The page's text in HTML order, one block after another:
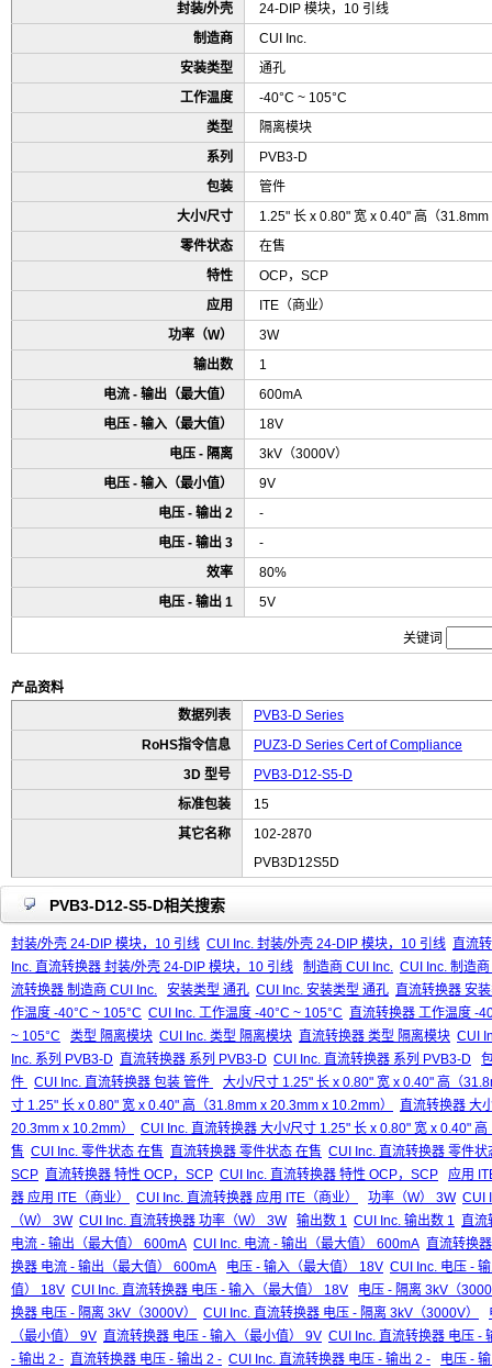
封装/外壳
24-DIP 模块，10 引线
制造商
CUI Inc.
安装类型
通孔
工作温度
-40°C ~ 105°C
类型
隔离模块
系列
PVB3-D
包装
管件
大小/尺寸
1.25" 长 x 0.80" 宽 x 0.40" 高（
零件状态
在售
特性
OCP，SCP
应用
ITE（商业）
功率（W）
3W
输出数
1
电流 - 输出（最大值）
600mA
电压 - 输入（最大值）
18V
电压 - 隔离
3kV（3000V）
电压 - 输入（最小值）
9V
电压 - 输出 2
-
电压 - 输出 3
-
效率
80%
电压 - 输出 1
5V
关键词
产品资料
数据列表
PVB3-D Series
RoHS指令信息
PUZ3-D Series Cert of Compliance
3D 型号
PVB3-D12-S5-D
标准包装
15
其它名称
102-2870
PVB3D12S5D
PVB3-D12-S5-D相关搜索
封装/外壳 24-DIP 模块，10 引线 CUI Inc. 封装/外壳 24-DIP 模块，10 引线 直流
Inc. 直流转换器 封装/外壳 24-DIP 模块，10 引线
制造商 CUI Inc. CUI Inc. 制造
流转换器 制造商 CUI Inc.
安装类型 通孔 CUI Inc. 安装类型 通孔 直流转换器 安
作温度 -40°C ~ 105°C CUI Inc. 工作温度 -40°C ~ 105°C
直流转换器 工作温度 -
~ 105°C
类型 隔离模块 CUI Inc. 类型 隔离模块 直流转换器 类型 隔离模块 CUI
Inc. 系列 PVB3-D
直流转换器 系列 PVB3-D CUI Inc. 直流转换器 系列 PVB3-D
件
CUI Inc. 直流转换器 包装 管件
大小/尺寸 1.25" 长 x 0.80" 宽 x 0.40" 高（
寸 1.25" 长 x 0.80" 宽 x 0.40" 高（31.8mm x 20.3mm x 10.2mm）
直流转换器 大
20.3mm x 10.2mm）
CUI Inc. 直流转换器 大小/尺寸 1.25" 长 x 0.80" 宽 x 0.40"
售 CUI Inc. 零件状态 在售 直流转换器 零件状态 在售 CUI Inc. 直流转换器 零件状
SCP 直流转换器 特性 OCP，SCP CUI Inc. 直流转换器 特性 OCP，SCP
应用
器 应用 ITE（商业）
CUI Inc. 直流转换器 应用 ITE（商业） 功率（W） 3W CUI
（W） 3W CUI Inc. 直流转换器 功率（W） 3W 输出数 1 CUI Inc. 输出数 1
直流
电流 - 输出（最大值） 600mA CUI Inc. 电流 - 输出（最大值） 600mA 直流转换
换器 电流 - 输出（最大值） 600mA
电压 - 输入（最大值） 18V CUI Inc. 电压 -
值） 18V CUI Inc. 直流转换器 电压 - 输入（最大值） 18V
电压 - 隔离 3kV（
换器 电压 - 隔离 3kV（3000V）
CUI Inc. 直流转换器 电压 - 隔离 3kV（3000V）
（最小值） 9V 直流转换器 电压 - 输入（最小值） 9V CUI Inc. 直流转换器 电压 -
- 输出 2 - 直流转换器 电压 - 输出 2 - CUI Inc. 直流转换器 电压 - 输出 2 -
电压 -